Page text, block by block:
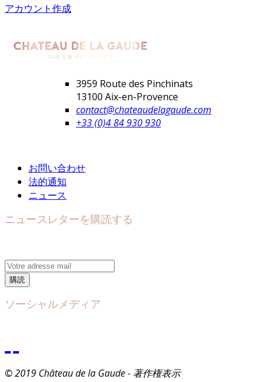
アカウント作成
3959 Route des Pinchinats
13100 Aix-en-Provence
contact@chateaudelagaude.com
+33 (0)4 84 930 930
お問い合わせ
法的通知
ニュース
ニュースレターを購読する
購読
ソーシャルメディア
© 2019 Château de la Gaude - 著作権表示